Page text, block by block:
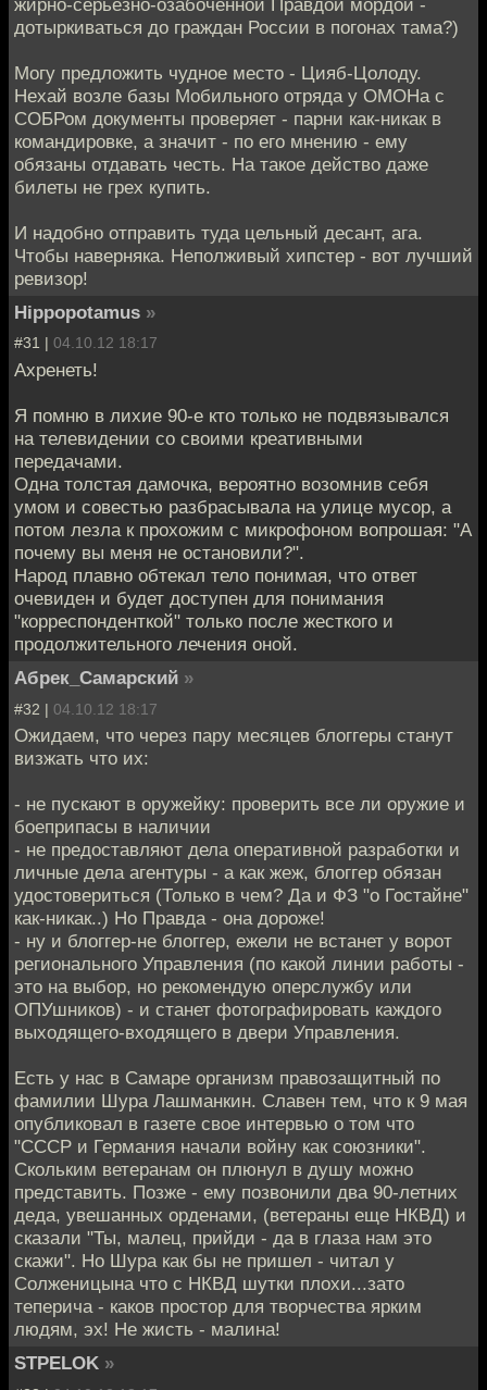
жирно-серьезно-озабоченной Правдой мордой -
дотыркиваться до граждан России в погонах тама?)
Могу предложить чудное место - Цияб-Цолоду.
Нехай возле базы Мобильного отряда у ОМОНа с
СОБРом документы проверяет - парни как-никак в
командировке, а значит - по его мнению - ему
обязаны отдавать честь. На такое действо даже
билеты не грех купить.
И надобно отправить туда цельный десант, ага.
Чтобы наверняка. Неполживый хипстер - вот лучший
ревизор!
Hippopotamus »
#31 | 04.10.12 18:17
Ахренеть!
Я помню в лихие 90-е кто только не подвязывался
на телевидении со своими креативными
передачами.
Одна толстая дамочка, вероятно возомнив себя
умом и совестью разбрасывала на улице мусор, а
потом лезла к прохожим с микрофоном вопрошая: "А
почему вы меня не остановили?".
Народ плавно обтекал тело понимая, что ответ
очевиден и будет доступен для понимания
"корреспонденткой" только после жесткого и
продолжительного лечения оной.
Абрек_Самарский »
#32 | 04.10.12 18:17
Ожидаем, что через пару месяцев блоггеры станут
визжать что их:
- не пускают в оружейку: проверить все ли оружие и
боеприпасы в наличии
- не предоставляют дела оперативной разработки и
личные дела агентуры - а как жеж, блоггер обязан
удостовериться (Только в чем? Да и ФЗ "о Гостайне"
как-никак..) Но Правда - она дороже!
- ну и блоггер-не блоггер, ежели не встанет у ворот
регионального Управления (по какой линии работы -
это на выбор, но рекомендую оперслужбу или
ОПУшников) - и станет фотографировать каждого
выходящего-входящего в двери Управления.
Есть у нас в Самаре организм правозащитный по
фамилии Шура Лашманкин. Славен тем, что к 9 мая
опубликовал в газете свое интервью о том что
"СССР и Германия начали войну как союзники".
Скольким ветеранам он плюнул в душу можно
представить. Позже - ему позвонили два 90-летних
деда, увешанных орденами, (ветераны еще НКВД) и
сказали "Ты, малец, прийди - да в глаза нам это
скажи". Но Шура как бы не пришел - читал у
Солженицына что с НКВД шутки плохи...зато
теперича - каков простор для творчества ярким
людям, эх! Не жисть - малина!
STPELOK »